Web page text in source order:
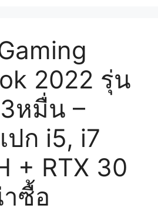
2022 รุ่น
หมื่น –
ปก i5, i7
+ RTX 30
ซื้อ